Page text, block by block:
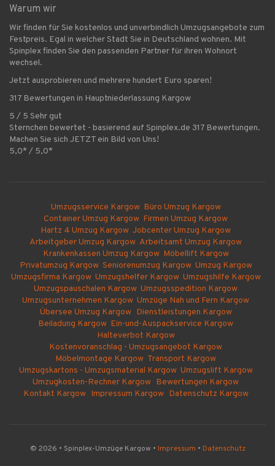
Warum wir
Wir finden für Sie kostenlos und unverbindlich Umzugsangebote zum
Festpreis. Egal in welcher Stadt Sie in Deutschland wohnen. Mit
Spinplex finden Sie den passenden Partner für ihren Wohnort
wechsel.
Jetzt ausprobieren und mehrere hundert Euro sparen!
317 Bewertungen in Hauptniederlassung Kargow
5 / 5 Sehr gut
Sternchen bewertet - basierend auf Spinplex.de 317 Bewertungen.
Machen Sie sich JETZT ein Bild von Uns!
5,0* / 5,0*
Umzugsservice Kargow Büro Umzug Kargow
Container Umzug Kargow Firmen Umzug Kargow
Hartz 4 Umzug Kargow Jobcenter Umzug Kargow
Arbeitgeber Umzug Kargow Arbeitsamt Umzug Kargow
Krankenkassen Umzug Kargow Möbellift Kargow
Privatumzug Kargow Seniorenumzug Kargow Umzug Kargow
Umzugsfirma Kargow Umzugshelfer Kargow Umzugshilfe Kargow
Umzugspauschalen Kargow Umzugsspedition Kargow
Umzugsunternehmen Kargow Umzüge Nah und Fern Kargow
Übersee Umzug Kargow Dienstleistungen Kargow
Beiladung Kargow Ein-und-Auspackservice Kargow
Halteverbot Kargow
Kostenvoranschlag - Umzugsangebot Kargow
Möbelmontage Kargow Transport Kargow
Umzugskartons - Umzugsmaterial Kargow Umzugslift Kargow
Umzugkosten-Rechner Kargow Bewertungen Kargow
Kontakt Kargow Impressum Kargow Datenschutz Kargow
© 2026 • Spinplex-Umzüge Kargow • Impressum • Datenschutz